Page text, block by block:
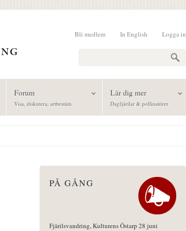
Logga in
In English
Bli medlem
Forum
Visa, diskutera, artbestäm
Lär dig mer
Dagfjärilar & pollinatörer
PÅ GÅNG
Fjärilsvandring, Kulturens Östarp 28 juni